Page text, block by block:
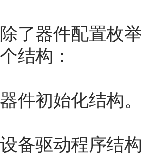
除了器件配置枚
个结构：
器件初始化结构。
设备驱动程序结构